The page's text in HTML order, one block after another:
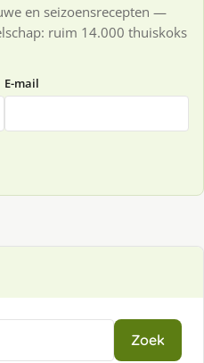
en seizoensrecepten —
ruim 14.000 thuiskoks
E-mail
Zoek